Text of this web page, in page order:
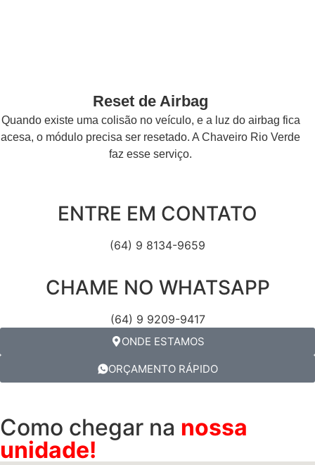
Reset de Airbag
Quando existe uma colisão no veículo, e a luz do airbag fica
acesa, o módulo precisa ser resetado. A Chaveiro Rio Verde
faz esse serviço.
ENTRE EM CONTATO
(64) 9 8134-9659
CHAME NO WHATSAPP
(64) 9 9209-9417
ONDE ESTAMOS
ORÇAMENTO RÁPIDO
Como chegar na nossa
unidade!